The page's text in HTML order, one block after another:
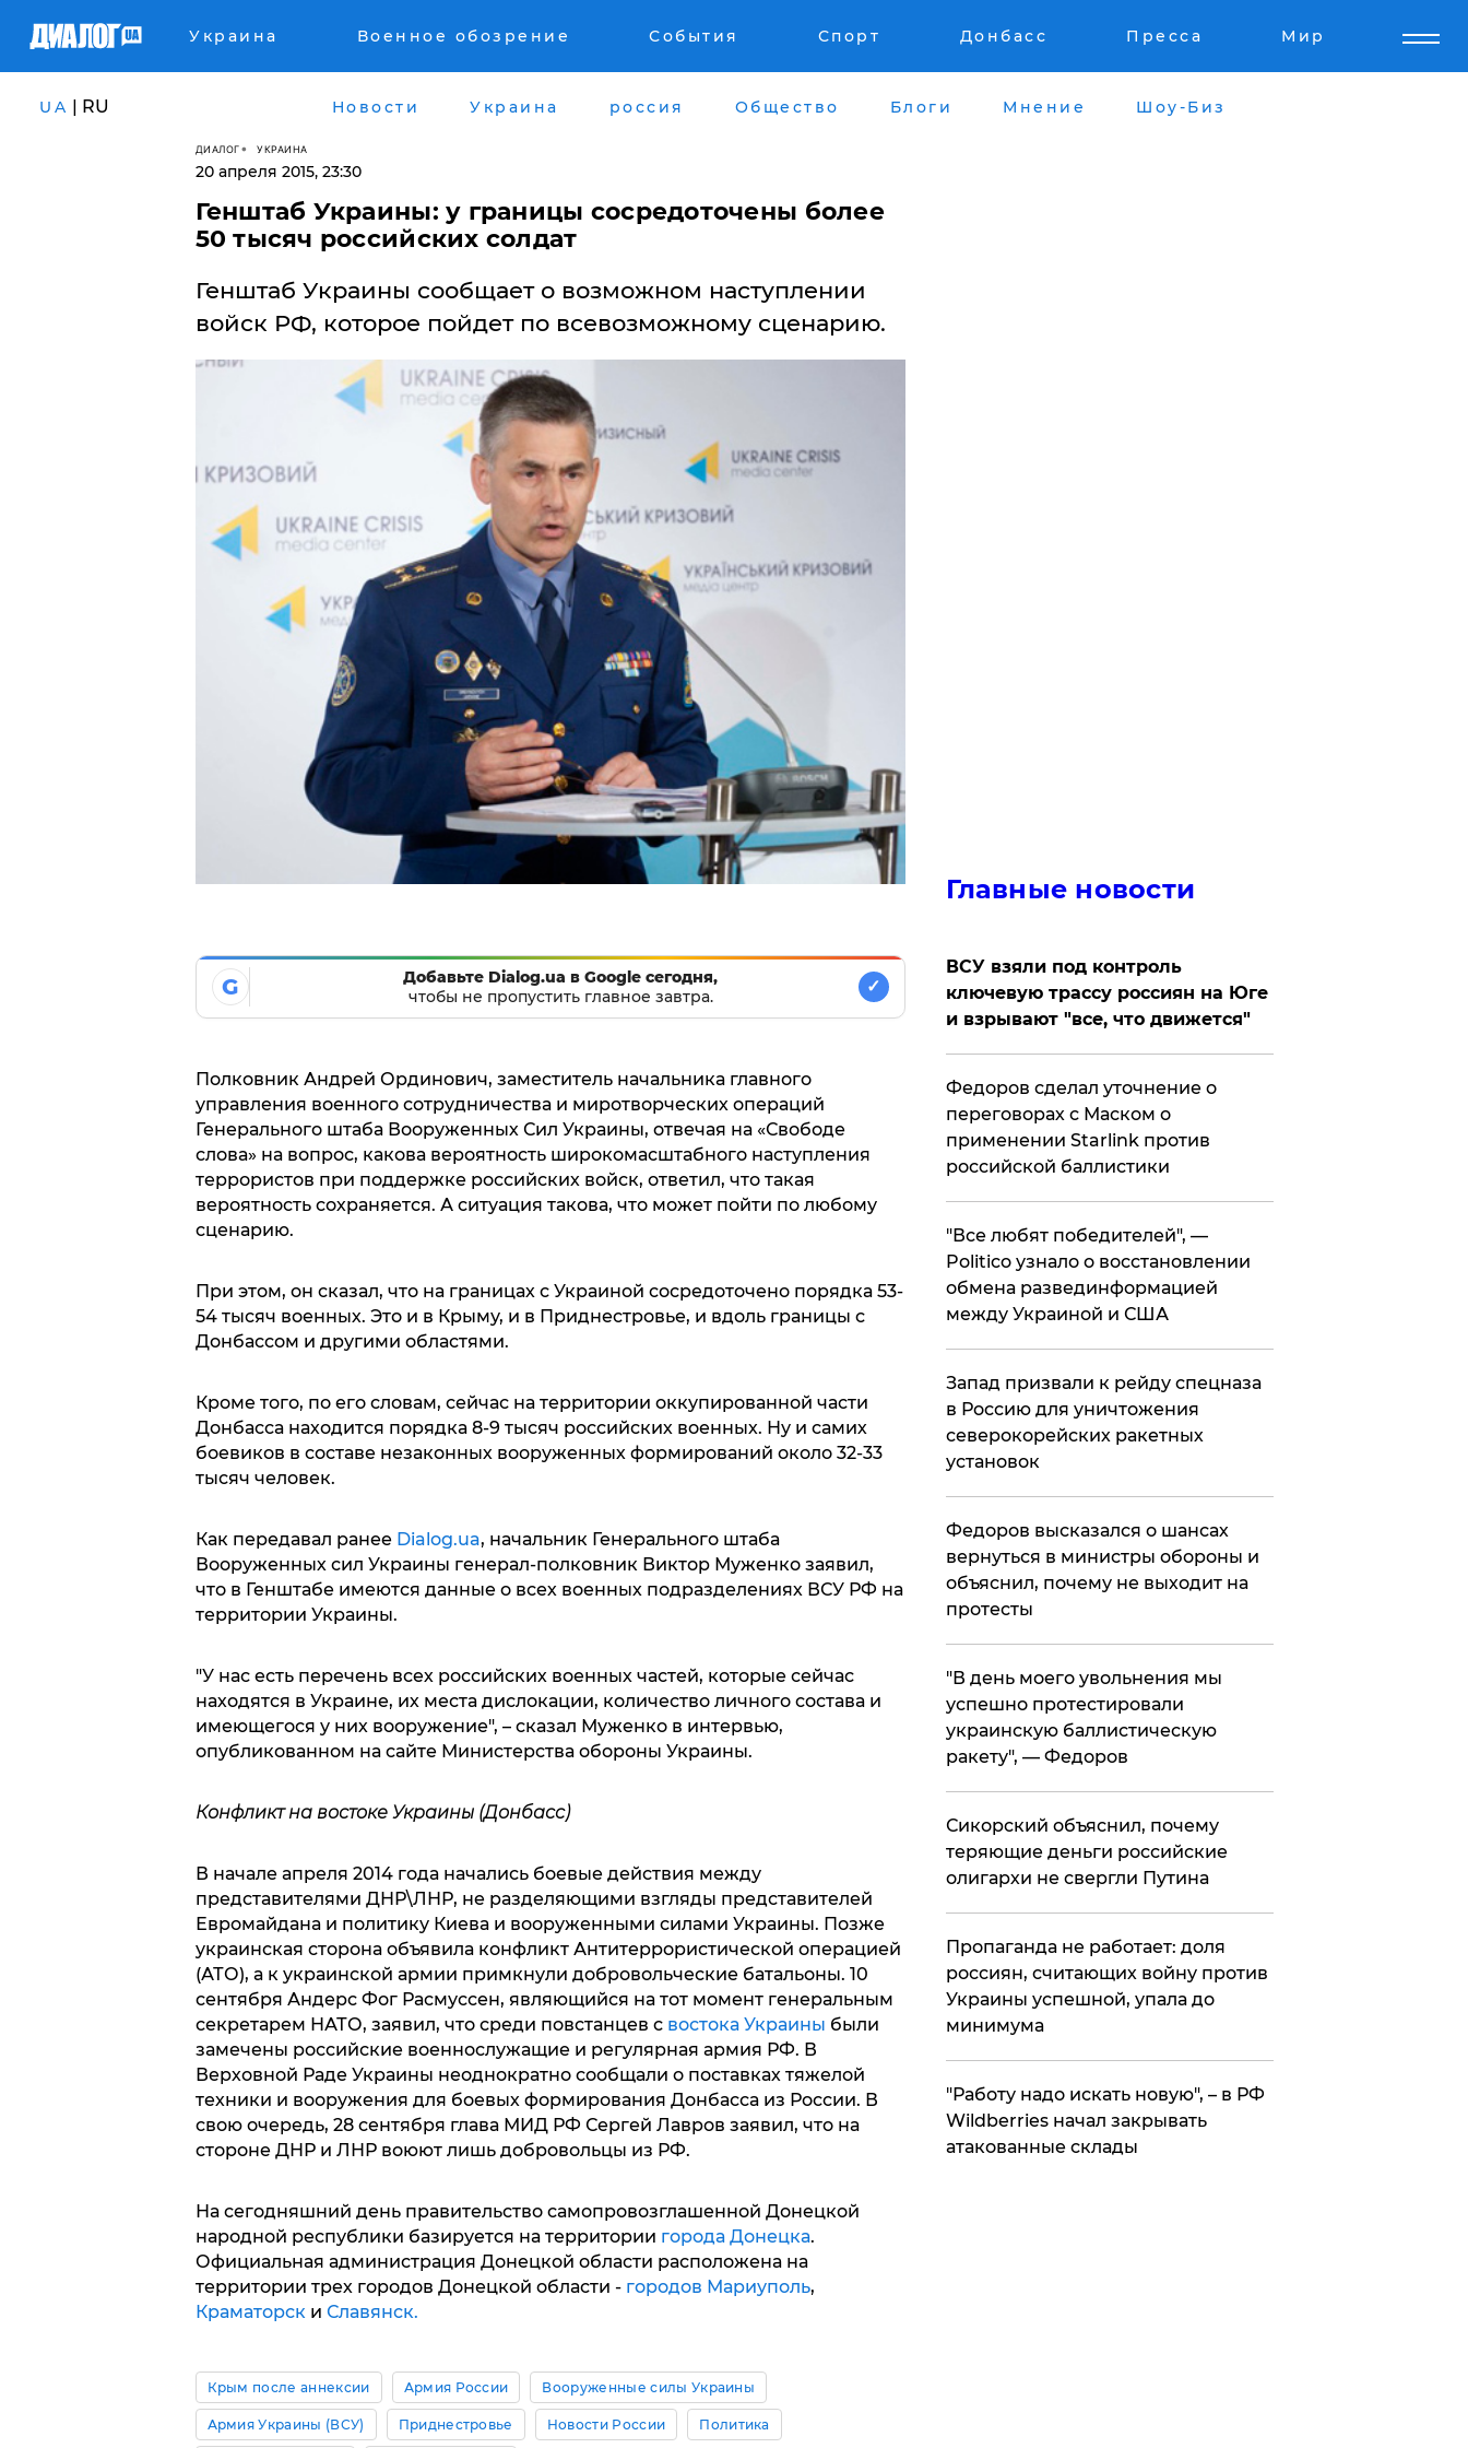
Украина Военное обозрение События Спорт Донбасс Пресса Мир
UA | RU Новости Украина россия Общество Блоги Мнение Шоу-Биз
ДИАЛОГ УКРАИНА
20 апреля 2015, 23:30
Генштаб Украины: у границы сосредоточены более
50 тысяч российских солдат
Генштаб Украины сообщает о возможном наступлении
войск РФ, которое пойдет по всевозможному сценарию.
G
Добавьте Dialog.ua в Google сегодня,
чтобы не пропустить главное завтра.
✓
Полковник Андрей Ординович, заместитель начальника главного
управления военного сотрудничества и миротворческих операций
Генерального штаба Вооруженных Сил Украины, отвечая на «Свободе
слова» на вопрос, какова вероятность широкомасштабного наступления
террористов при поддержке российских войск, ответил, что такая
вероятность сохраняется. А ситуация такова, что может пойти по любому
сценарию.
При этом, он сказал, что на границах с Украиной сосредоточено порядка 53-
54 тысяч военных. Это и в Крыму, и в Приднестровье, и вдоль границы с
Донбассом и другими областями.
Кроме того, по его словам, сейчас на территории оккупированной части
Донбасса находится порядка 8-9 тысяч российских военных. Ну и самих
боевиков в составе незаконных вооруженных формирований около 32-33
тысяч человек.
Как передавал ранее Dialog.ua, начальник Генерального штаба
Вооруженных сил Украины генерал-полковник Виктор Муженко заявил,
что в Генштабе имеются данные о всех военных подразделениях ВСУ РФ на
территории Украины.
"У нас есть перечень всех российских военных частей, которые сейчас
находятся в Украине, их места дислокации, количество личного состава и
имеющегося у них вооружение", – сказал Муженко в интервью,
опубликованном на сайте Министерства обороны Украины.
Конфликт на востоке Украины (Донбасс)
В начале апреля 2014 года начались боевые действия между
представителями ДНР\ЛНР, не разделяющими взгляды представителей
Евромайдана и политику Киева и вооруженными силами Украины. Позже
украинская сторона объявила конфликт Антитеррористической операцией
(АТО), а к украинской армии примкнули добровольческие батальоны. 10
сентября Андерс Фог Расмуссен, являющийся на тот момент генеральным
секретарем НАТО, заявил, что среди повстанцев с востока Украины были
замечены российские военнослужащие и регулярная армия РФ. В
Верховной Раде Украины неоднократно сообщали о поставках тяжелой
техники и вооружения для боевых формирования Донбасса из России. В
свою очередь, 28 сентября глава МИД РФ Сергей Лавров заявил, что на
стороне ДНР и ЛНР воюют лишь добровольцы из РФ.
На сегодняшний день правительство самопровозглашенной Донецкой
народной республики базируется на территории города Донецка.
Официальная администрация Донецкой области расположена на
территории трех городов Донецкой области - городов Мариуполь,
Краматорск и Славянск.
Крым после аннексии Армия России Вооруженные силы Украины
Армия Украины (ВСУ) Приднестровье Новости России Политика
Главные новости
ВСУ взяли под контроль
ключевую трассу россиян на Юге
и взрывают "все, что движется"
Федоров сделал уточнение о
переговорах с Маском о
применении Starlink против
российской баллистики
​"Все любят победителей", —
Politico узнало о восстановлении
обмена развединформацией
между Украиной и США
Запад призвали к рейду спецназа
в Россию для уничтожения
северокорейских ракетных
установок
Федоров высказался о шансах
вернуться в министры обороны и
объяснил, почему не выходит на
протесты
​"В день моего увольнения мы
успешно протестировали
украинскую баллистическую
ракету", — Федоров
Сикорский объяснил, почему
теряющие деньги российские
олигархи не свергли Путина
​Пропаганда не работает: доля
россиян, считающих войну против
Украины успешной, упала до
минимума
"Работу надо искать новую", – в РФ
Wildberries начал закрывать
атакованные склады